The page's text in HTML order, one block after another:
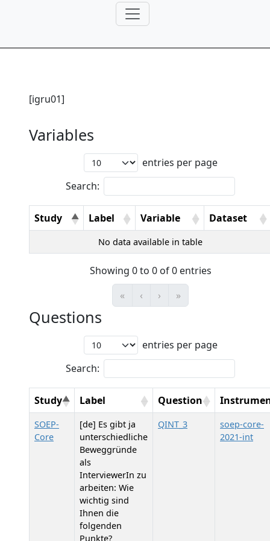
[igru01]
Variables
entries per page
Search:
Study Label Variable Dataset
No data available in table
Showing 0 to 0 of 0 entries
«
‹ › »
Questions
entries per page
Search:
Study Label Question
SOEP-
Core
[de] Es gibt ja
unterschiedliche
Beweggründe
als
InterviewerIn zu
arbeiten: Wie
wichtig sind
Ihnen die
folgenden
Punkte?
QINT_3
soep-core-
2021-int